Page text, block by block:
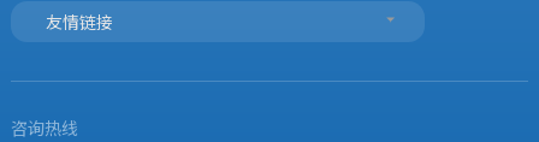
友情链接
咨询热线